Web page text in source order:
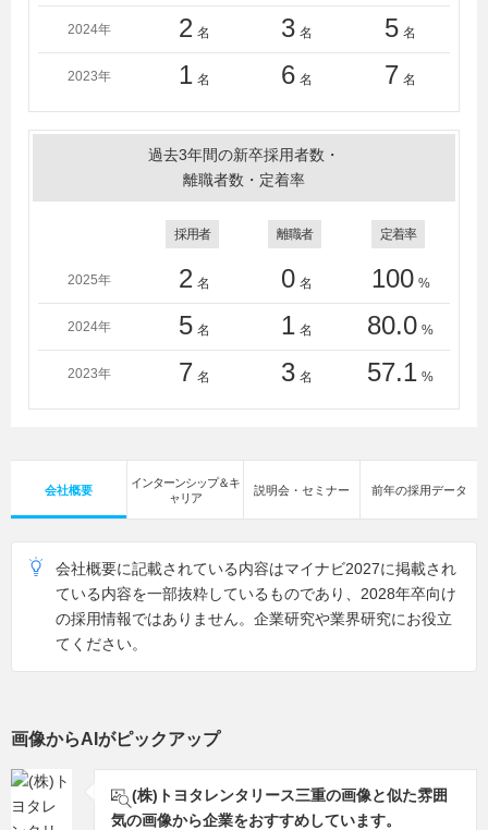
2024年 2 名 3 名 5 名
2023年 1 名 6 名 7 名
過去3年間の新卒採用者数・
離職者数・定着率
採用者 離職者 定着率
2025年 2 名 0 名 100 %
2024年 5 名 1 名 80.0 %
2023年 7 名 3 名 57.1 %
会社概要
インターンシップ＆キ
ャリア
説明会・セミナー 前年の採用データ
会社概要に記載されている内容はマイナビ2027に掲載され
ている内容を一部抜粋しているものであり、2028年卒向け
の採用情報ではありません。企業研究や業界研究にお役立
てください。
画像からAIがピックアップ
(株)トヨタレンタリース三重の画像と似た雰囲
気の画像から企業をおすすめしています。